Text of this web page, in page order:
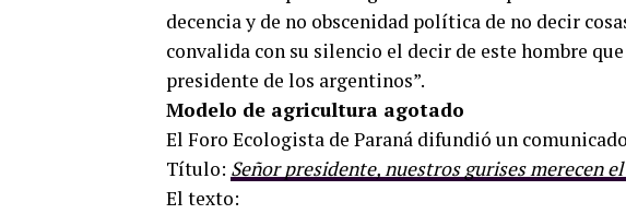
decencia y de no obscenidad política de no decir
convalida con su silencio el decir de este hombre
presidente de los argentinos”.
Modelo de agricultura agotado
El Foro Ecologista de Paraná difundió un
Título: Señor presidente, nuestros gurises merecen
El texto: